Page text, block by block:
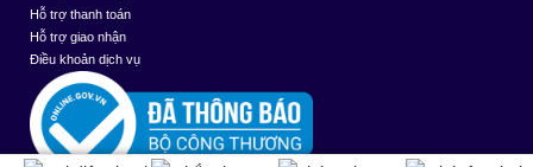
Hỗ trợ thanh toán
Hỗ trợ giao nhận
Điều khoản dịch vụ